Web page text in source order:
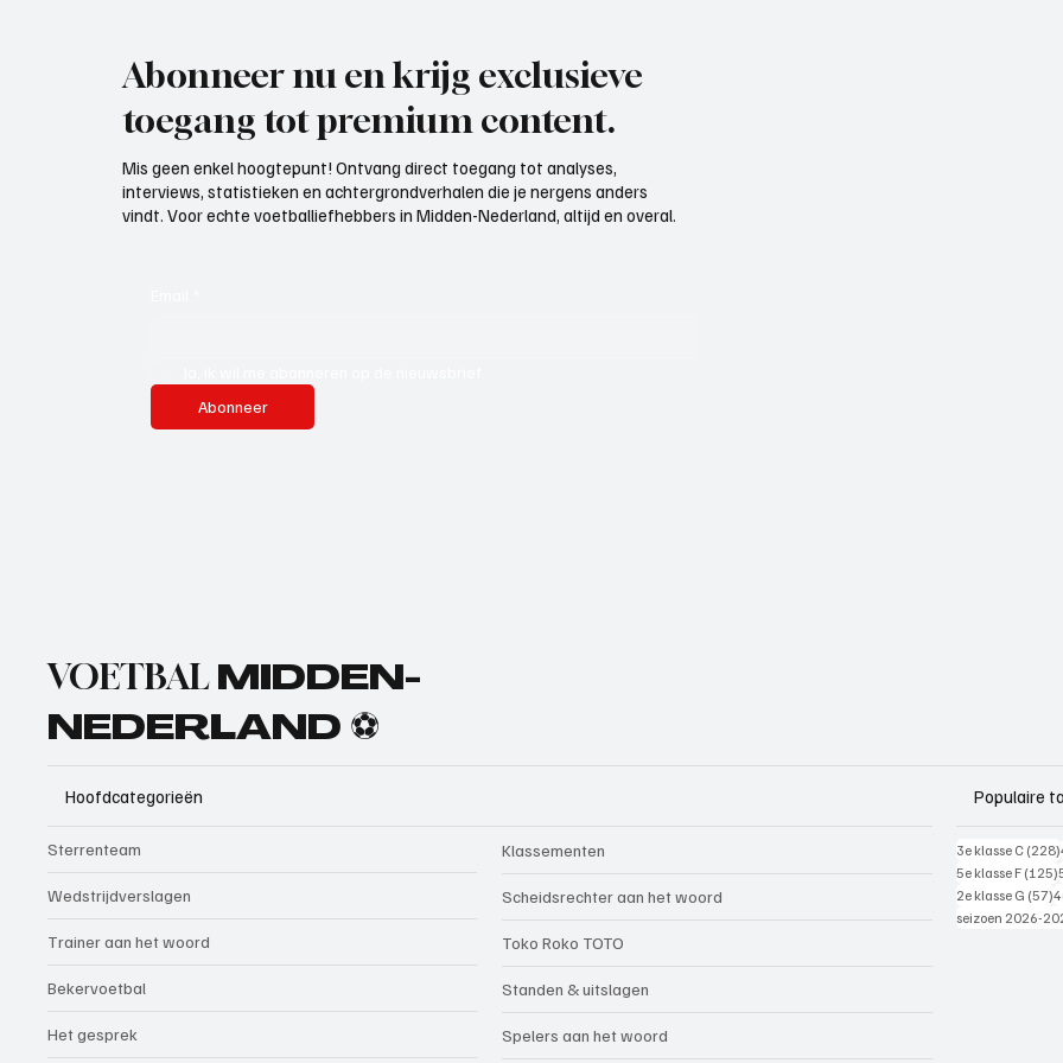
Abonneer nu en krijg exclusieve
toegang tot premium content.
Mis geen enkel hoogtepunt! Ontvang direct toegang tot analyses,
interviews, statistieken en achtergrondverhalen die je nergens anders
vindt. Voor echte voetballiefhebbers in Midden-Nederland, altijd en overal.
Abonneer
VOETBAL MIDDEN-
NEDERLAND ⚽
Hoofdcategorieën
Sterrenteam
Wedstrijdverslagen
Trainer aan het woord
Bekervoetbal
Het gesprek
Klassementen
Scheidsrechter aan het woord
Toko Roko TOTO
Standen & uitslagen
Spelers aan het woord
Populaire
3e klasse C (228)
5e klasse F (125)
2e klasse G (57)
seizoen 2026-